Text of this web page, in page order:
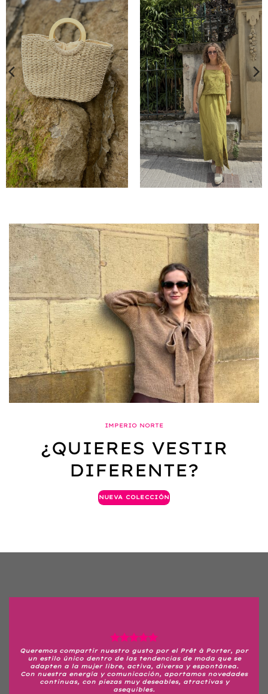
IMPERIO NORTE
¿QUIERES VESTIR
DIFERENTE?
NUEVA COLECCIÓN
Queremos compartir nuestro gusto por el Prêt à Porter, por
un estilo único dentro de las tendencias de moda que se
adapten a la mujer libre, activa, diversa y espontánea.
Con nuestra energía y comunicación, aportamos novedades
continuas, con piezas muy deseables, atractivas y
asequibles.